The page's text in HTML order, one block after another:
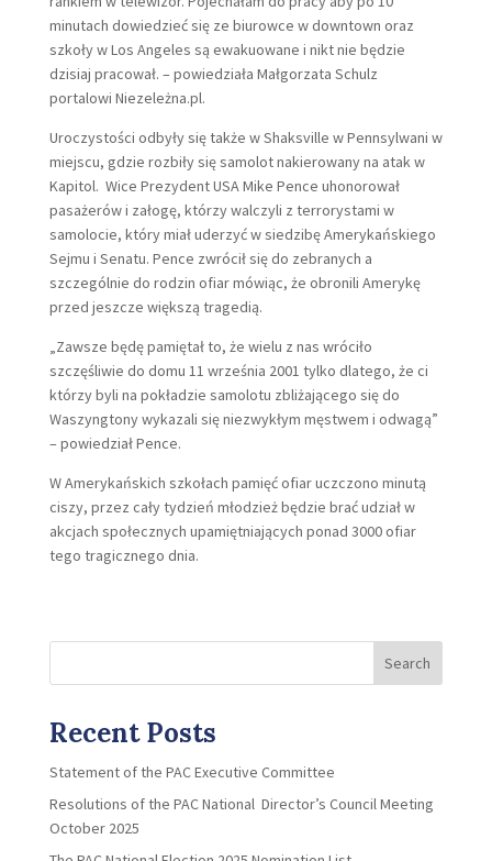
minutach dowiedzieć się ze biurowce w downtown oraz
szkoły w Los Angeles są ewakuowane i nikt nie będzie
dzisiaj pracował. – powiedziała Małgorzata Schulz
portalowi Niezeleżna.pl.
Uroczystości odbyły się także w Shaksville w Pennsylwani w
miejscu, gdzie rozbiły się samolot nakierowany na atak w
Kapitol. Wice Prezydent USA Mike Pence uhonorował
pasażerów i załogę, którzy walczyli z terrorystami w
samolocie, który miał uderzyć w siedzibę Amerykańskiego
Sejmu i Senatu. Pence zwrócił się do zebranych a
szczególnie do rodzin ofiar mówiąc, że obronili Amerykę
przed jeszcze większą tragedią.
„Zawsze będę pamiętał to, że wielu z nas wróciło
szczęśliwie do domu 11 września 2001 tylko dlatego, że ci
którzy byli na pokładzie samolotu zbliżającego się do
Waszyngtony wykazali się niezwykłym męstwem i odwagą”
– powiedział Pence.
W Amerykańskich szkołach pamięć ofiar uczczono minutą
ciszy, przez cały tydzień młodzież będzie brać udział w
akcjach społecznych upamiętniających ponad 3000 ofiar
tego tragicznego dnia.
Search
Recent Posts
Statement of the PAC Executive Committee
Resolutions of the PAC National Director’s Council Meeting
October 2025